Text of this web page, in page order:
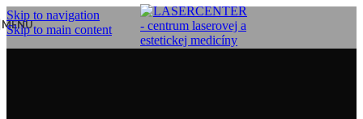
Skip to navigation
Skip to main content
MENU